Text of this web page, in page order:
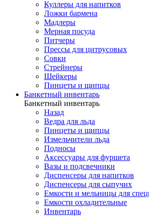
Куллеры для напитков
Ложки бармена
Мадлеры
Мерная посуда
Питчеры
Прессы для цитрусовых
Совки
Стрейнеры
Шейкеры
Пинцеты и щипцы
Банкетный инвентарь
Банкетный инвентарь
Назад
Ведра для льда
Пинцеты и щипцы
Измельчители льда
Подносы
Аксессуары для фуршета
Вазы и подсвечники
Диспенсеры для напитков
Диспенсеры для сыпучих
Емкости и мельницы для
Емкости охладительные
Инвентарь